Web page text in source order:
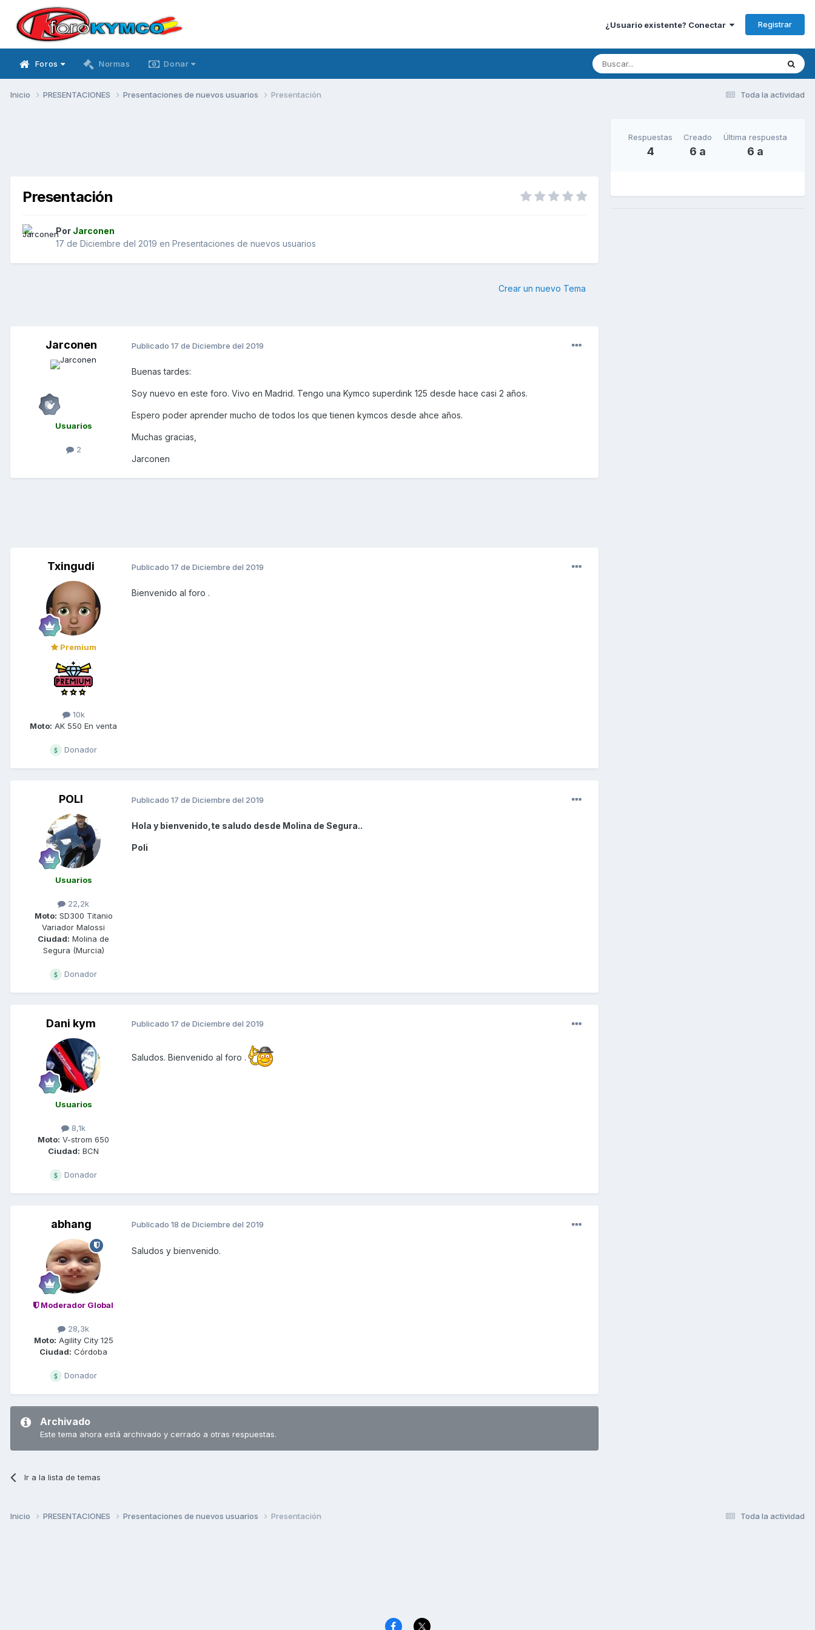
¿Usuario existente? Conectar Registrar
Foros Normas Donar
Toda la actividad
Inicio PRESENTACIONES Presentaciones de nuevos usuarios Presentación
Presentación
Por Jarconen
17 de Diciembre del 2019 en Presentaciones de nuevos usuarios
Crear un nuevo Tema
Jarconen
Usuarios
2
Publicado 17 de Diciembre del 2019
Buenas tardes:
Soy nuevo en este foro. Vivo en Madrid. Tengo una Kymco superdink 125 desde hace casi 2 años.
Espero poder aprender mucho de todos los que tienen kymcos desde ahce años.
Muchas gracias,
Jarconen
Txingudi
Premium
10k
Moto: AK 550 En venta
Donador
Publicado 17 de Diciembre del 2019
Bienvenido al foro .
POLI
Usuarios
22,2k
Moto: SD300 Titanio
Variador Malossi
Ciudad: Molina de
Segura (Murcia)
Donador
Publicado 17 de Diciembre del 2019
Hola y bienvenido,te saludo desde Molina de Segura..
Poli
Dani kym
Usuarios
8,1k
Moto: V-strom 650
Ciudad: BCN
Donador
Publicado 17 de Diciembre del 2019
Saludos. Bienvenido al foro .
abhang
Moderador Global
28,3k
Moto: Agility City 125
Ciudad: Córdoba
Donador
Publicado 18 de Diciembre del 2019
Saludos y bienvenido.
Archivado
Este tema ahora está archivado y cerrado a otras respuestas.
Ir a la lista de temas
Respuestas
4
Creado
6 a
Última respuesta
6 a
Toda la actividad
Inicio PRESENTACIONES Presentaciones de nuevos usuarios Presentación